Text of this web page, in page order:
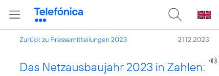
Zurück zu Pressemitteilungen 2023 21.12.2023
Das Netzausbaujahr 2023 in Zahlen: